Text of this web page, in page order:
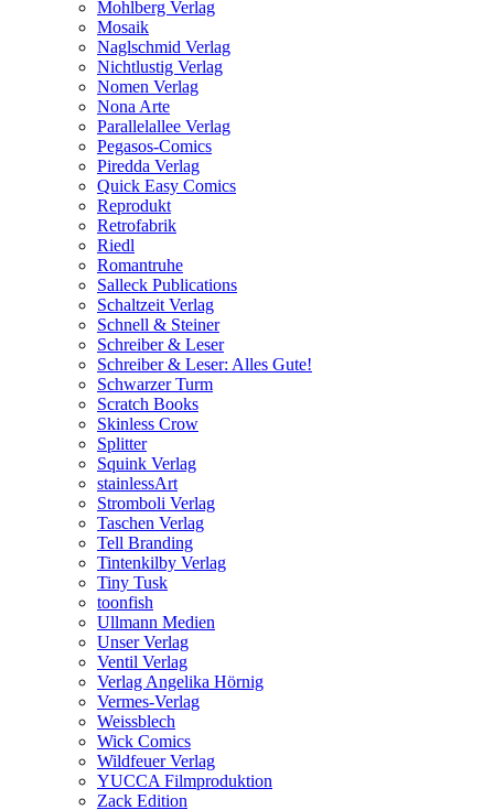
Mohlberg Verlag
Mosaik
Naglschmid Verlag
Nichtlustig Verlag
Nomen Verlag
Nona Arte
Parallelallee Verlag
Pegasos-Comics
Piredda Verlag
Quick Easy Comics
Reprodukt
Retrofabrik
Riedl
Romantruhe
Salleck Publications
Schaltzeit Verlag
Schnell & Steiner
Schreiber & Leser
Schreiber & Leser: Alles Gute!
Schwarzer Turm
Scratch Books
Skinless Crow
Splitter
Squink Verlag
stainlessArt
Stromboli Verlag
Taschen Verlag
Tell Branding
Tintenkilby Verlag
Tiny Tusk
toonfish
Ullmann Medien
Unser Verlag
Ventil Verlag
Verlag Angelika Hörnig
Vermes-Verlag
Weissblech
Wick Comics
Wildfeuer Verlag
YUCCA Filmproduktion
Zack Edition